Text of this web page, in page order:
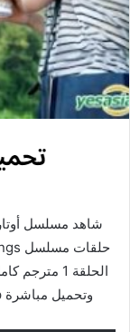
وتحميل مباشرة Season ep علي موقع ماي سيما Mycima